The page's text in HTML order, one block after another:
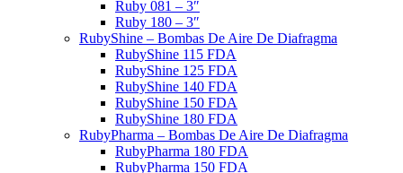
Ruby 081 – 3″
Ruby 180 – 3″
RubyShine – Bombas De Aire De Diafragma
RubyShine 115 FDA
RubyShine 125 FDA
RubyShine 140 FDA
RubyShine 150 FDA
RubyShine 180 FDA
RubyPharma – Bombas De Aire De Diafragma
RubyPharma 180 FDA
RubyPharma 150 FDA